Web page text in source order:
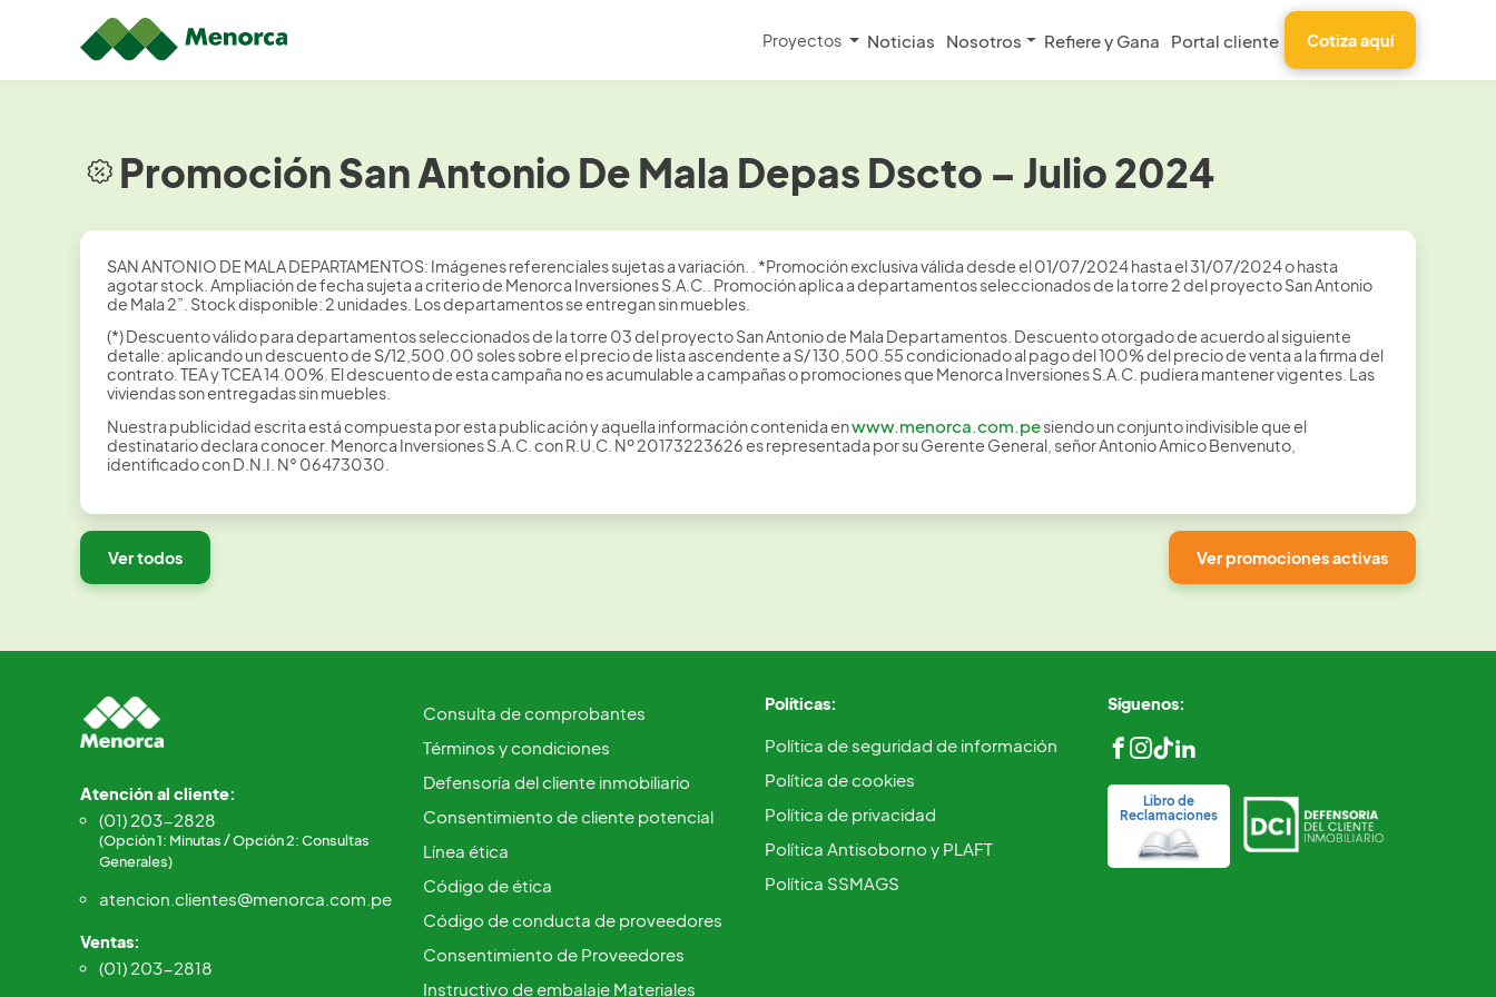
Proyectos Noticias Nosotros Refiere y Gana Portal cliente Cotiza aquí
Promoción San Antonio De Mala Depas Dscto – Julio 2024
SAN ANTONIO DE MALA DEPARTAMENTOS: Imágenes referenciales sujetas a variación. . *Promoción exclusiva válida desde el 01/07/2024 hasta el 31/07/2024 o hasta
agotar stock. Ampliación de fecha sujeta a criterio de Menorca Inversiones S.A.C.. Promoción aplica a departamentos seleccionados de la torre 2 del proyecto San Antonio
de Mala 2”. Stock disponible: 2 unidades. Los departamentos se entregan sin muebles.
(*) Descuento válido para departamentos seleccionados de la torre 03 del proyecto San Antonio de Mala Departamentos. Descuento otorgado de acuerdo al siguiente
detalle: aplicando un descuento de S/12,500.00 soles sobre el precio de lista ascendente a S/ 130,500.55 condicionado al pago del 100% del precio de venta a la firma del
contrato. TEA y TCEA 14.00%. El descuento de esta campaña no es acumulable a campañas o promociones que Menorca Inversiones S.A.C. pudiera mantener vigentes. Las
viviendas son entregadas sin muebles.
Nuestra publicidad escrita está compuesta por esta publicación y aquella información contenida enwww.menorca.com.pesiendo un conjunto indivisible que el
destinatario declara conocer. Menorca Inversiones S.A.C. con R.U.C. Nº 20173223626 es representada por su Gerente General, señor Antonio Amico Benvenuto,
identificado con D.N.I. N° 06473030.
Ver todos Ver promociones activas
Atención al cliente:
(01) 203-2828
(Opción 1: Minutas / Opción 2: Consultas
Generales)
atencion.clientes@menorca.com.pe
Ventas:
(01) 203-2818
Consulta de comprobantes
Términos y condiciones
Defensoría del cliente inmobiliario
Consentimiento de cliente potencial
Línea ética
Código de ética
Código de conducta de proveedores
Consentimiento de Proveedores
Instructivo de embalaje Materiales
Políticas:
Política de seguridad de información
Política de cookies
Política de privacidad
Política Antisoborno y PLAFT
Política SSMAGS
Síguenos:
Libro de
Reclamaciones